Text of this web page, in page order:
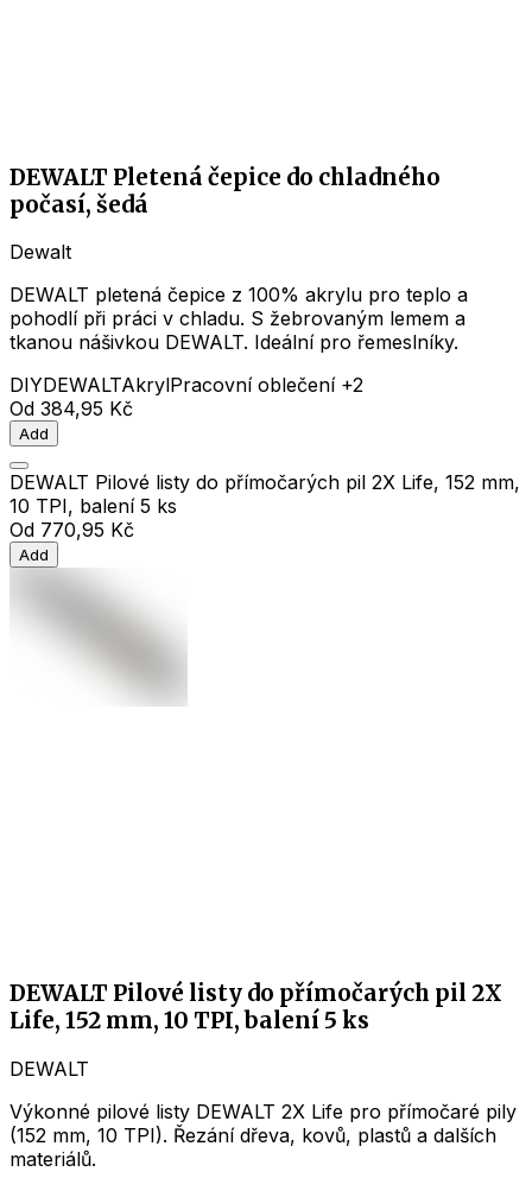
DEWALT Pletená čepice do chladného
počasí, šedá
Dewalt
DEWALT pletená čepice z 100% akrylu pro teplo a
pohodlí při práci v chladu. S žebrovaným lemem a
tkanou nášivkou DEWALT. Ideální pro řemeslníky.
DIYDEWALTAkrylPracovní oblečení+2
Od 384,95 Kč
Add
DEWALT Pilové listy do přímočarých pil 2X Life, 152 mm,
10 TPI, balení 5 ks
Od 770,95 Kč
Add
DEWALT Pilové listy do přímočarých pil 2X
Life, 152 mm, 10 TPI, balení 5 ks
DEWALT
Výkonné pilové listy DEWALT 2X Life pro přímočaré pily
(152 mm, 10 TPI). Řezání dřeva, kovů, plastů a dalších
materiálů.